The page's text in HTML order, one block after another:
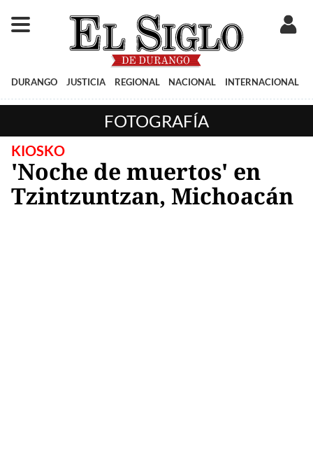
DURANGO JUSTICIA REGIONAL NACIONAL INTERNACIONAL
FOTOGRAFÍA
KIOSKO
'Noche de muertos' en
Tzintzuntzan, Michoacán